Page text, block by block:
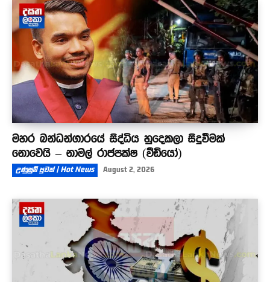
මහර බන්ධන්ගාරයේ සිද්ධිය හුදෙකලා සිදුවීමක්
නොවෙයි – නාමල් රාජපක්ෂ (වීඩියෝ)
උණුසුම් පුවත් | Hot News August 2, 2026